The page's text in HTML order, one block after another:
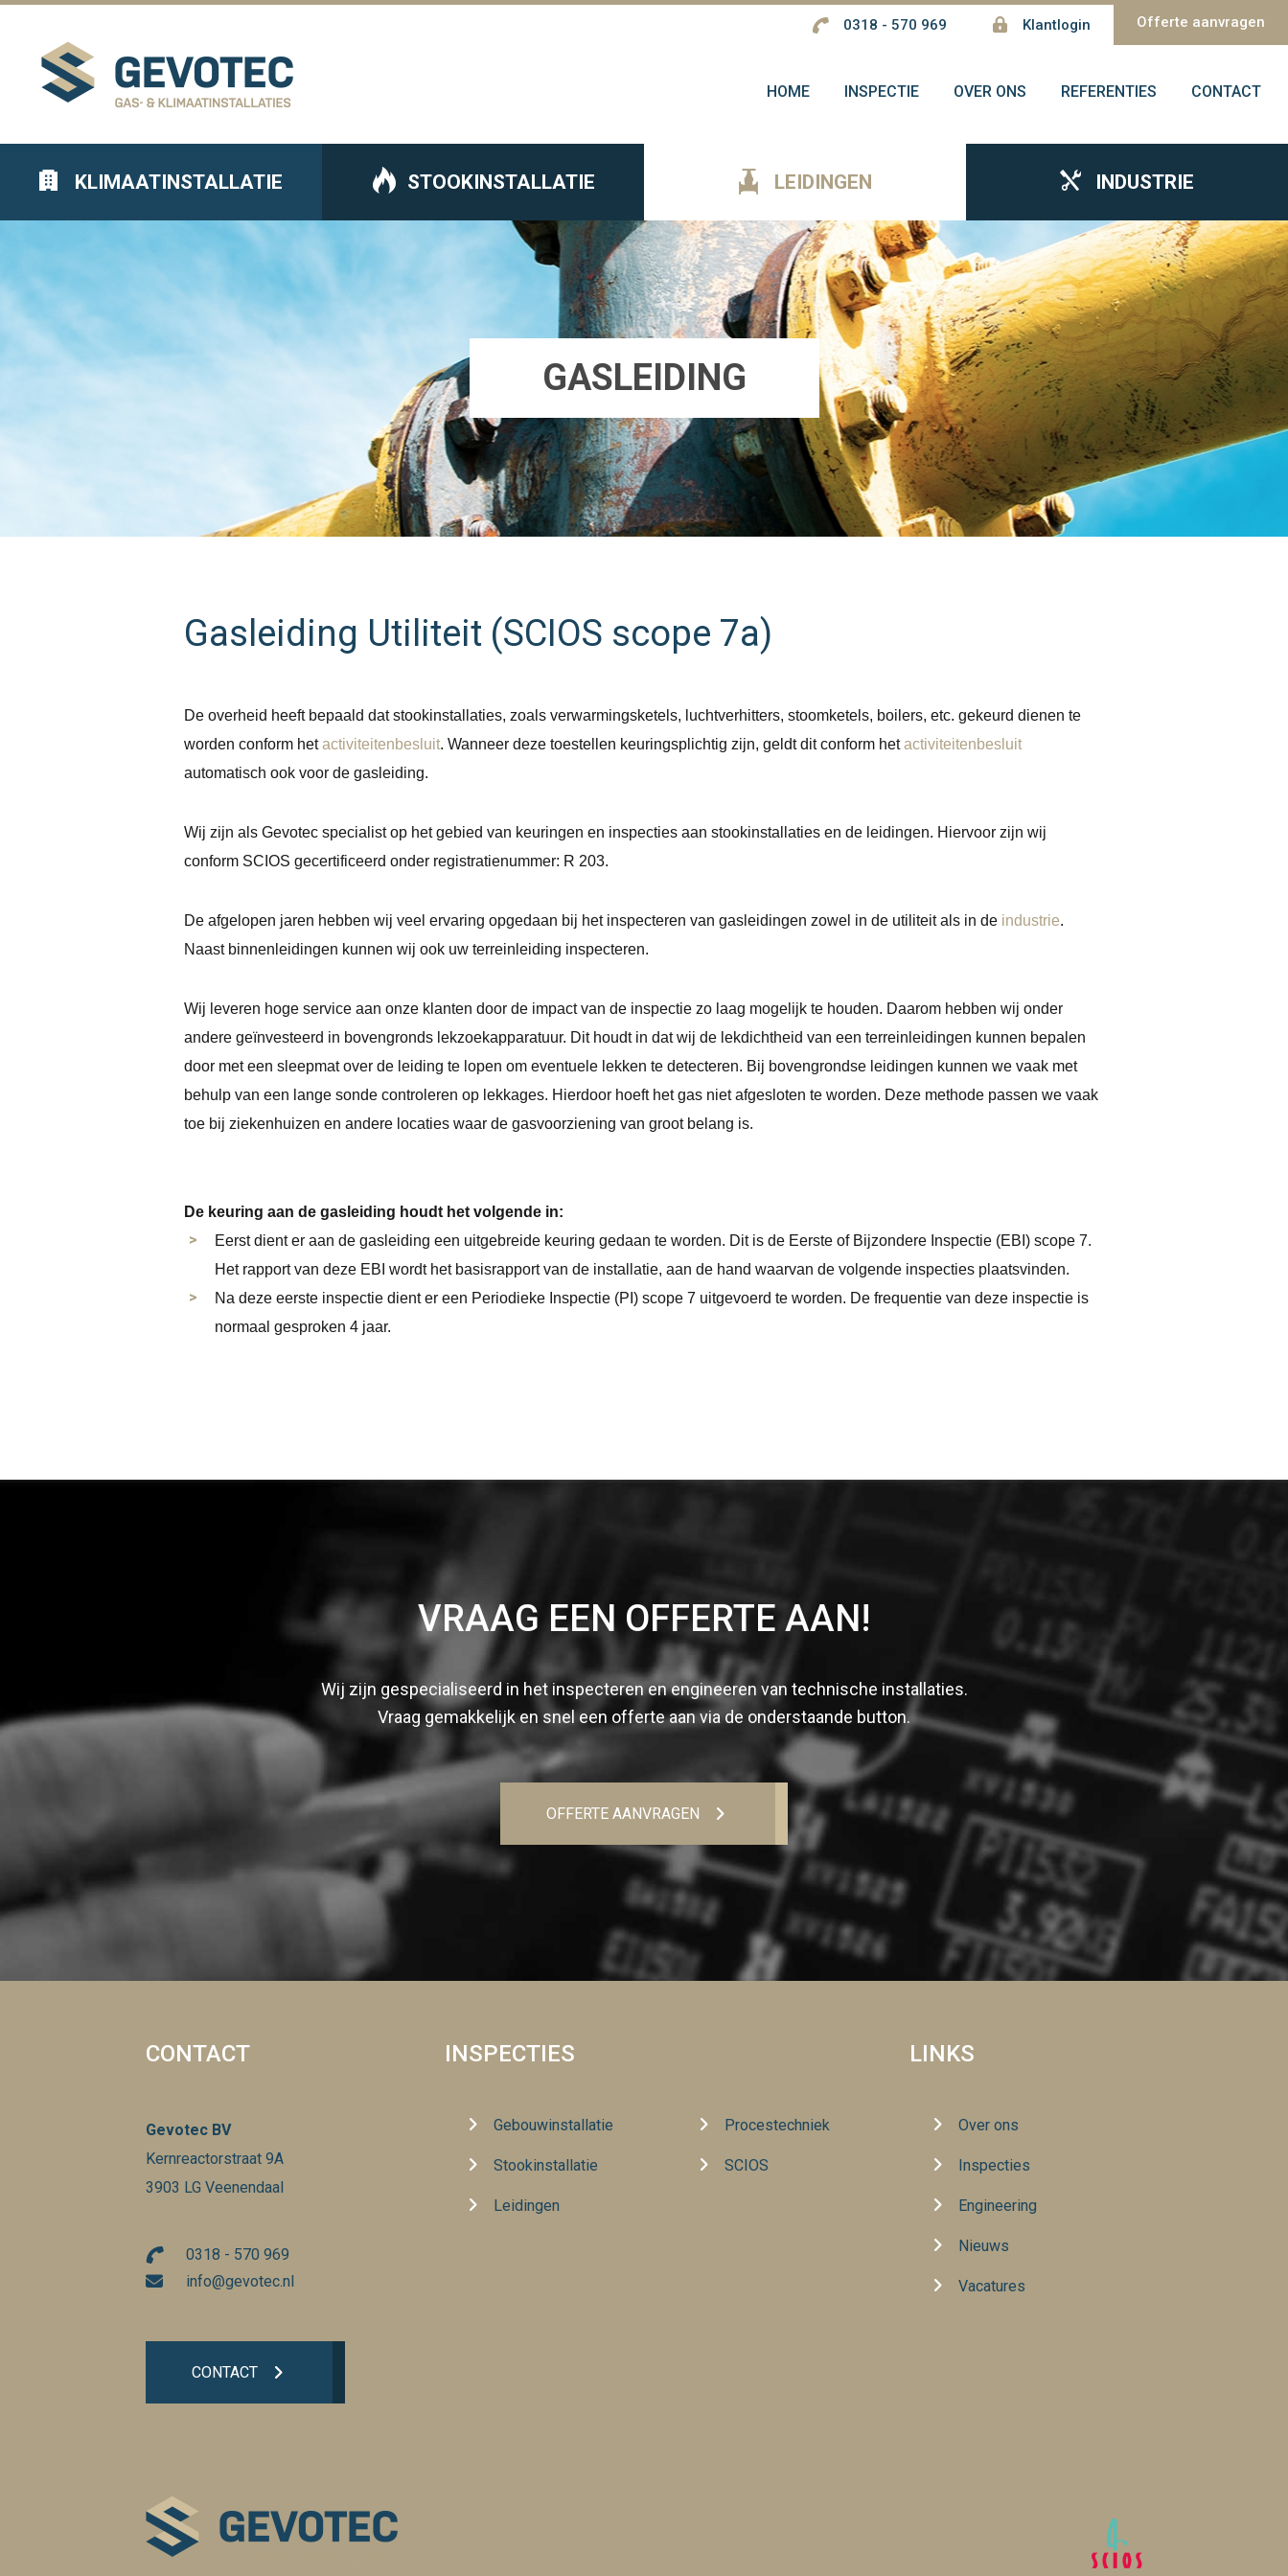
0318 - 570 969 Klantlogin Offerte aanvragen
HOME INSPECTIE OVER ONS REFERENTIES CONTACT
KLIMAATINSTALLATIE STOOKINSTALLATIE LEIDINGEN INDUSTRIE
GASLEIDING
Gasleiding Utiliteit (SCIOS scope 7a)
De overheid heeft bepaald dat stookinstallaties, zoals verwarmingsketels, luchtverhitters, stoomketels, boilers, etc. gekeurd dienen te
worden conform hetactiviteitenbesluit. Wanneer deze toestellen keuringsplichtig zijn, geldt dit conform hetactiviteitenbesluit
automatisch ook voor de gasleiding.
Wij zijn als Gevotec specialist op het gebied van keuringen en inspecties aan stookinstallaties en de leidingen. Hiervoor zijn wij
conform SCIOS gecertificeerd onder registratienummer: R 203.
De afgelopen jaren hebben wij veel ervaring opgedaan bij het inspecteren van gasleidingen zowel in de utiliteit als in de industrie.
Naast binnenleidingen kunnen wij ook uw terreinleiding inspecteren.
Wij leveren hoge service aan onze klanten door de impact van de inspectie zo laag mogelijk te houden. Daarom hebben wij onder
andere geïnvesteerd in bovengronds lekzoekapparatuur. Dit houdt in dat wij de lekdichtheid van een terreinleidingen kunnen bepalen
door met een sleepmat over de leiding te lopen om eventuele lekken te detecteren. Bij bovengrondse leidingen kunnen we vaak met
behulp van een lange sonde controleren op lekkages. Hierdoor hoeft het gas niet afgesloten te worden. Deze methode passen we vaak
toe bij ziekenhuizen en andere locaties waar de gasvoorziening van groot belang is.
De keuring aan de gasleiding houdt het volgende in:
Eerst dient er aan de gasleiding een uitgebreide keuring gedaan te worden. Dit is de Eerste of Bijzondere Inspectie (EBI) scope 7.
Het rapport van deze EBI wordt het basisrapport van de installatie, aan de hand waarvan de volgende inspecties plaatsvinden.
Na deze eerste inspectie dient er een Periodieke Inspectie (PI) scope 7 uitgevoerd te worden. De frequentie van deze inspectie is
normaal gesproken 4 jaar.
VRAAG EEN OFFERTE AAN!
Wij zijn gespecialiseerd in het inspecteren en engineeren van technische installaties.
Vraag gemakkelijk en snel een offerte aan via de onderstaande button.
OFFERTE AANVRAGEN
CONTACT
Gevotec BV
Kernreactorstraat 9A
3903 LG Veenendaal
0318 - 570 969
info@gevotec.nl
CONTACT
INSPECTIES
Gebouwinstallatie
Stookinstallatie
Leidingen
Procestechniek
SCIOS
LINKS
Over ons
Inspecties
Engineering
Nieuws
Vacatures